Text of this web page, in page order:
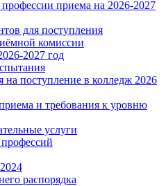
приема на 2026-2027
для поступления
комиссии
2027 год
на поступление в колледж 2026
и требования к уровню
услуги
распорядка